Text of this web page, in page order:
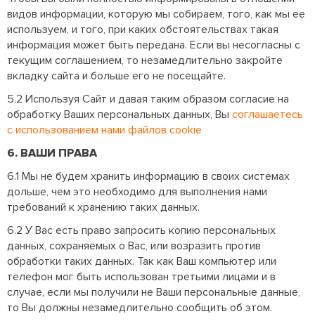
видов информации, которую мы собираем, того, как мы ее
используем, и того, при каких обстоятельствах такая
информация может быть передана. Если вы несогласны с
текущим соглашением, то незамедлительно закройте
вкладку сайта и больше его не посещайте.
5.2 Используя Сайт и давая таким образом согласие на
обработку Ваших персональных данных, Вы соглашаетесь
с использованием нами файлов cookie
6. ВАШИ ПРАВА
6.1 Мы не будем хранить информацию в своих системах
дольше, чем это необходимо для выполнения нами
требований к хранению таких данных.
6.2 У Вас есть право запросить копию персональных
данных, сохраняемых о Вас, или возразить против
обработки таких данных. Так как Ваш компьютер или
телефон мог быть использован третьими лицами и в
случае, если мы получили не Ваши персональные данные,
то Вы должны незамедлительно сообщить об этом.